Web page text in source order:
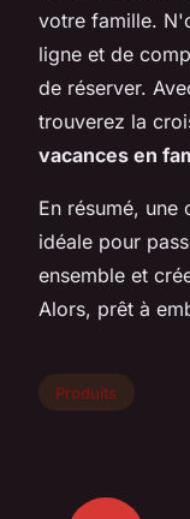
votre famille.
ligne et de
de réserver.
trouverez la
vacances en
En résumé,
idéale pour
ensemble et
Alors, prêt à
Produits